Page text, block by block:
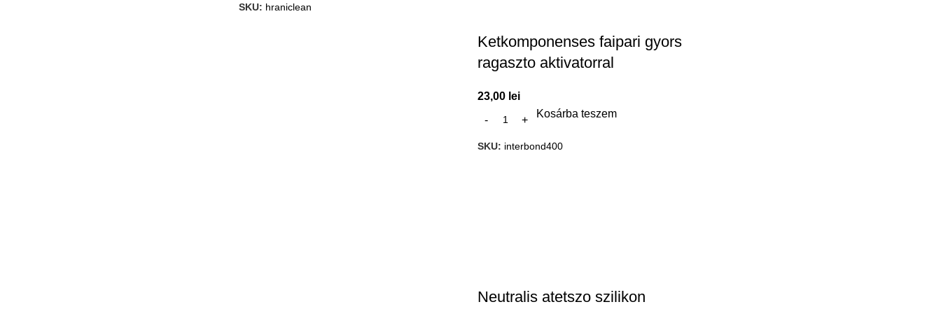
SKU: hraniclean
Ketkomponenses faipari gyors
ragaszto aktivatorral
23,00 lei
Kosárba teszem
SKU: interbond400
Neutralis atetszo szilikon